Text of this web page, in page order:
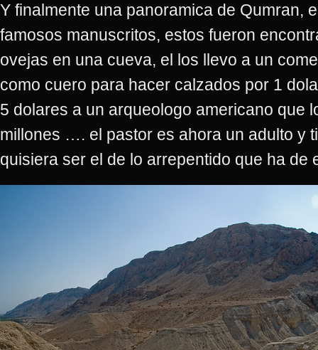
Y finalmente una panoramica de Qumran,
famosos manuscritos, estos fueron
ovejas en una cueva, el los llevo a un
como cuero para hacer calzados por 1
5 dolares a un arqueologo americano que
millones …. el pastor es ahora un adulto y
quisiera ser el de lo arrepentido que ha de